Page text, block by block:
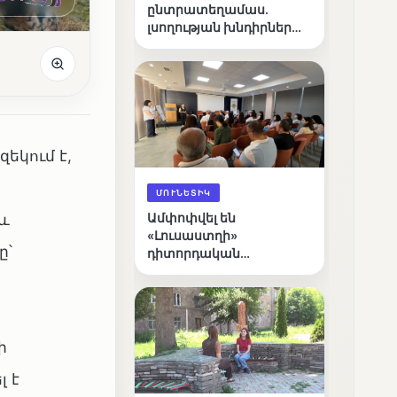
է,
է
ընտրատեղամաս.
լսողության խնդիրներ
ճանապարհը
ՄՈՒՆԵՏԻԿ
Ամփոփվել են
«Լուսաստղի»
դիտորդական
արդյունքները